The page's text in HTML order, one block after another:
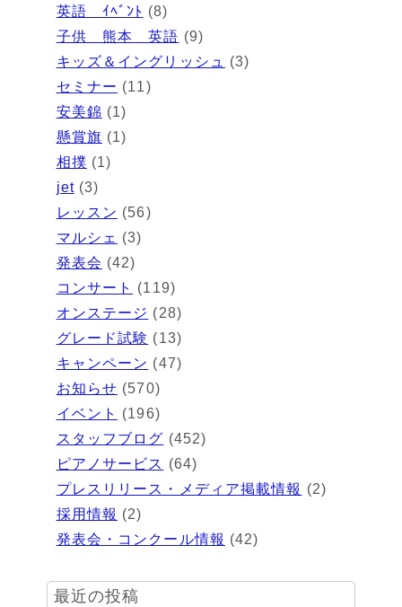
英語 ｲﾍﾞﾝﾄ (8)
子供 熊本 英語 (9)
キッズ＆イングリッシュ
(3)
セミナー (11)
安美錦 (1)
懸賞旗 (1)
相撲 (1)
jet(3)
レッスン (56)
マルシェ (3)
発表会 (42)
コンサート
(119)
オンステージ (28)
グレード試験 (13)
キャンペーン (47)
お知らせ (570)
イベント
(196)
スタッフブログ (452)
ピアノサービス (64)
プレスリリース・メディア掲載情報 (2)
採用情報 (2)
発表会・コンクール情報 (42)
最近の投稿